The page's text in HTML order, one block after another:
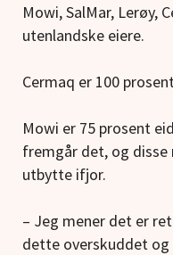
Mowi, SalMar, Lerøy,
utenlandske eiere.
Cermaq er 100
Mowi er 75 prosent
fremgår det, og
utbytte ifjor.
– Jeg mener det er
dette overskuddet